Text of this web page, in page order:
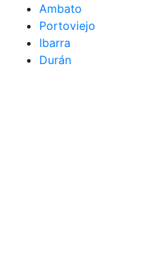
Ambato
Portoviejo
Ibarra
Durán